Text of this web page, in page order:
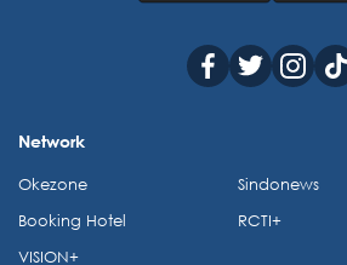
Network
Okezone
Booking Hotel
VISION+
Sindonews
RCTI+